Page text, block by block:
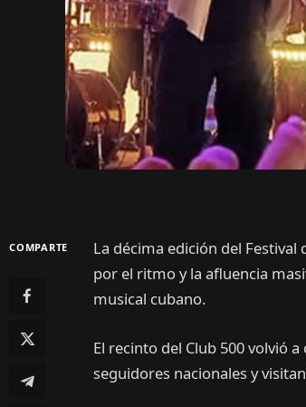
COMPARTE
La décima edición del Festival
por el ritmo y la afluencia
musical cubano.
El recinto del Club 500 volvió
seguidores nacionales y